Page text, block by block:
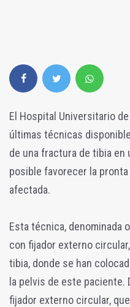
El Hospital Universitario
últimas técnicas
de una fractura de tibia en
posible favorecer la
afectada.
Esta técnica,
con fijador externo
tibia, donde se han
la pelvis de este paciente.
fijador externo circular,